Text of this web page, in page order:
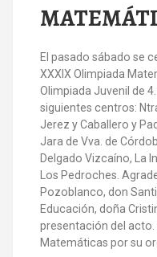
El pasado sábado se
XXXIX Olimpiada
Olimpiada Juvenil de
siguientes centros:
Jerez y Caballero y
Jara de Vva. de
Delgado Vizcaíno, La
Los Pedroches.
Pozoblanco, don
Educación, doña
presentación del acto.
Matemáticas por su